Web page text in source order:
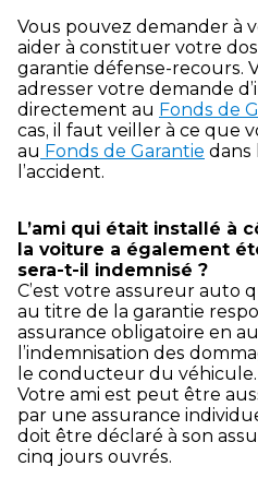
Vous pouvez demander à
aider à constituer votre
garantie défense-recours.
adresser votre demande
directement au Fonds de
cas, il faut veiller à ce que
au Fonds de Garantie dans
l’accident.
L’ami qui était installé à
la voiture a également
sera-t-il indemnisé ?
C’est votre assureur auto
au titre de la garantie
assurance obligatoire en
l’indemnisation des
le conducteur du véhicule.
Votre ami est peut être
par une assurance
doit être déclaré à son
cinq jours ouvrés.